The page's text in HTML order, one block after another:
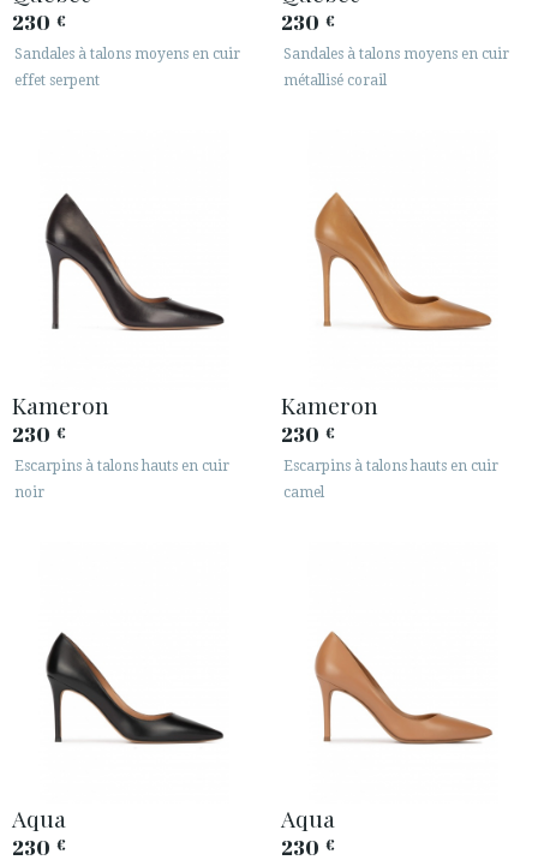
230 €
Sandales à talons moyens en cuir
effet serpent
230 €
Sandales à talons moyens en cuir
métallisé corail
Kameron
230 €
Escarpins à talons hauts en cuir
noir
Kameron
230 €
Escarpins à talons hauts en cuir
camel
Aqua
230 €
Aqua
230 €